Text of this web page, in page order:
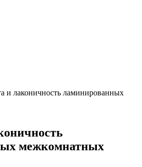
и лаконичность ламинированных
межкомнатных